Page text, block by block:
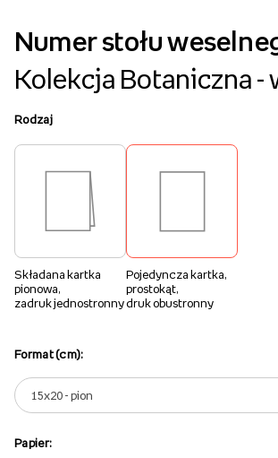
Numer stołu
Kolekcja Botaniczna -
Rodzaj
Składana kartka
pionowa,
zadruk jednostronny
Pojedyncza kartka,
prostokąt,
druk obustronny
Format (cm):
Papier: